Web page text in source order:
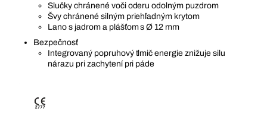
Slučky chránené voči oderu odolným puzdrom
Švy chránené silným priehľadným krytom
Lano s jadrom a plášťom s Ø 12 mm
Bezpečnosť
Integrovaný popruhový tlmič energie znižuje silu
nárazu pri zachytení pri páde